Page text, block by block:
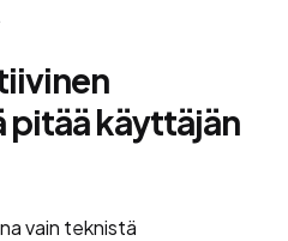
käyttäjän
vain teknistä